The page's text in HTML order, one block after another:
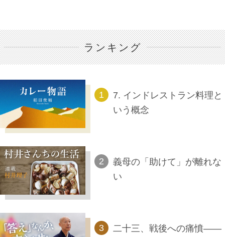
ランキング
7. インドレストラン料理と
いう概念
義母の「助けて」が離れな
い
二十三、戦後への痛憤――